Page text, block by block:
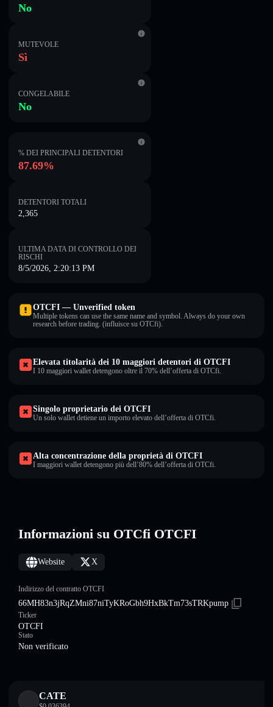
No
MUTEVOLE
Sì
CONGELABILE
No
% DEI PRINCIPALI DETENTORI
87.69%
DETENTORI TOTALI
2,365
ULTIMA DATA DI CONTROLLO DEI
RISCHI
8/5/2026, 2:20:13 PM
OTCFI — Unverified token
Multiple tokens can use the same name and symbol. Always do your own
research before trading. (influisce su OTCfi).
Elevata titolarità dei 10 maggiori detentori di OTCFI
I 10 maggiori wallet detengono oltre il 70% dell’offerta di OTCfi.
Singolo proprietario dei OTCFI
Un solo wallet detiene un importo elevato dell’offerta di OTCfi.
Alta concentrazione della proprietà di OTCFI
I maggiori wallet detengono più dell’80% dell’offerta di OTCfi.
Informazioni su OTCfi OTCFI
Website X
Indirizzo del contratto OTCFI
66MH83n3jRqZMni87niTyKRoGbh9HxBkTm73sTRKpump
Ticker
OTCFI
Stato
Non verificato
CATE